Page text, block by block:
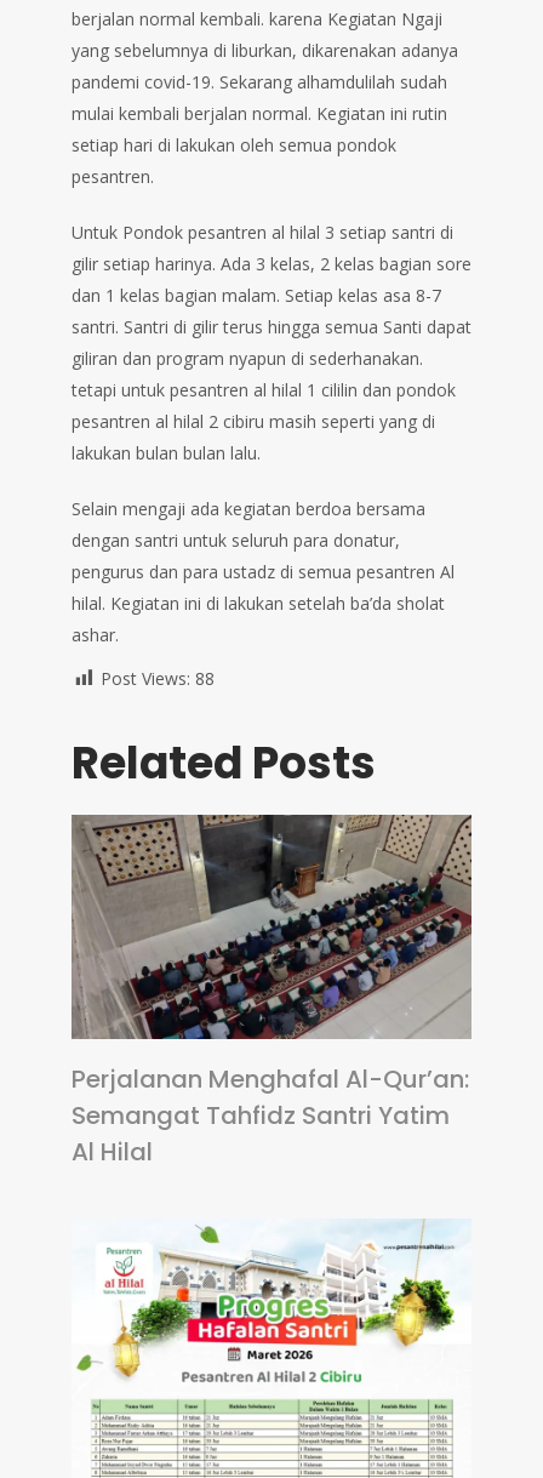
berjalan normal kembali. karena Kegiatan Ngaji
yang sebelumnya di liburkan, dikarenakan adanya
pandemi covid-19. Sekarang alhamdulilah sudah
mulai kembali berjalan normal. Kegiatan ini rutin
setiap hari di lakukan oleh semua pondok
pesantren.
Untuk Pondok pesantren al hilal 3 setiap santri di
gilir setiap harinya. Ada 3 kelas, 2 kelas bagian sore
dan 1 kelas bagian malam. Setiap kelas asa 8-7
santri. Santri di gilir terus hingga semua Santi dapat
giliran dan program nyapun di sederhanakan.⁣
tetapi untuk pesantren al hilal 1 cililin dan pondok
pesantren al hilal 2 cibiru masih seperti yang di
lakukan bulan bulan lalu.⁣⁣⁣⁣⁣⁣⁣⁣⁣⁣⁣⁣⁣⁣⁣⁣
Selain mengaji ada kegiatan berdoa bersama
dengan santri untuk seluruh para donatur,
pengurus dan para ustadz di semua pesantren Al
hilal. Kegiatan ini di lakukan setelah ba’da sholat
ashar.
Post Views: 88
Related Posts
Perjalanan Menghafal Al-Qur’an:
Semangat Tahfidz Santri Yatim
Al Hilal